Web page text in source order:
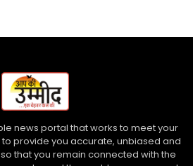
news portal that works to meet your
provide you accurate, unbiased and
that you remain connected with the